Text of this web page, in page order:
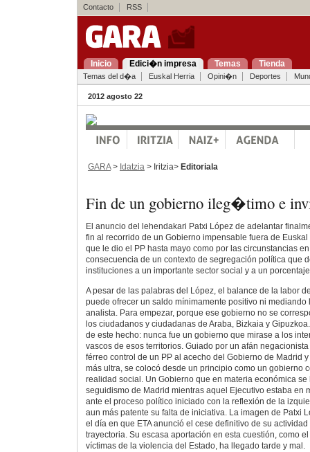
Contacto RSS
Inicio Edici�n impresa Temas Tienda
Temas del d�a Euskal Herria Opini�n Deportes
2012 agosto 22
GARA> Idatzia > Iritzia> Editoriala
Fin de un gobierno ileg�timo e
El anuncio del lehendakari Patxi López de adelantar
fin al recorrido de un Gobierno impensable fuera de
que le dio el PP hasta mayo como por las circunstancias
consecuencia de un contexto de segregación política que
instituciones a un importante sector social y a un
A pesar de las palabras del López, el balance de la labor
puede ofrecer un saldo mínimamente positivo ni mediando
analista. Para empezar, porque ese gobierno no se
los ciudadanos y ciudadanas de Araba, Bizkaia y
de este hecho: nunca fue un gobierno que mirase a los
vascos de esos territorios. Guiado por un afán
férreo control de un PP al acecho del Gobierno de Madrid
más ultra, se colocó desde un principio como un gobierno
realidad social. Un Gobierno que en materia económica
seguidismo de Madrid mientras aquel Ejecutivo estaba en
ante el proceso político iniciado con la reflexión de la
aun más patente su falta de iniciativa. La imagen de Patxi
el día en que ETA anunció el cese definitivo de su
trayectoria. Su escasa aportación en esta cuestión, como
víctimas de la violencia del Estado, ha llegado tarde y mal.